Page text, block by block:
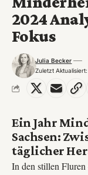
2024
Fokus
Zuletzt
Julia Becker
Ein Jahr
Sachsen:
täglicher
In den stillen Fluren